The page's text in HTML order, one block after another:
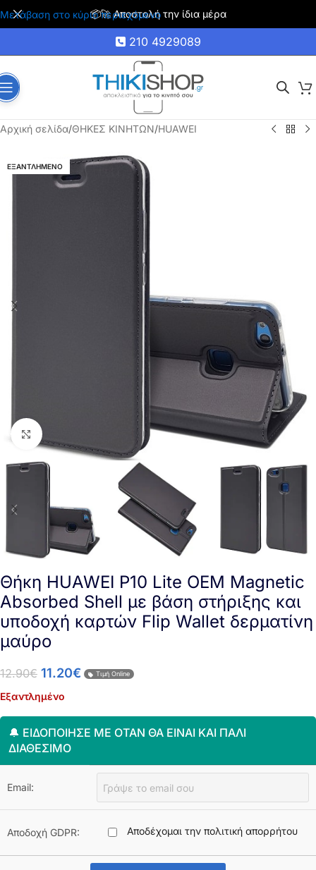
Μετάβαση στο κύριο περιεχόμενο
🚚 Δωρεάν μεταφορικά για αγορές άνω των 35€
210 4929089
Αρχική σελίδα/ΘΗΚΕΣ ΚΙΝΗΤΩΝ/HUAWEI
ΕΞΑΝΤΛΗΜΕΝΟ
Click to enlarge
Θήκη HUAWEI P10 Lite OEM Magnetic
Absorbed Shell με βάση στήριξης και
υποδοχή καρτών Flip Wallet δερματίνη
μαύρο
12.90€ 11.20€ Τιμή Online
Εξαντλημένο
🔔 ΕΙΔΟΠΟΊΗΣΈ ΜΕ ΌΤΑΝ ΘΑ ΕΊΝΑΙ ΚΑΙ ΠΆΛΙ
ΔΙΑΘΈΣΙΜΟ
Email:
Αποδοχή GDPR: Αποδέχομαι την πολιτική απορρήτου